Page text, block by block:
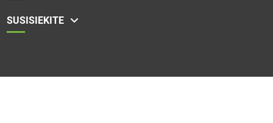
SUSISIEKITE